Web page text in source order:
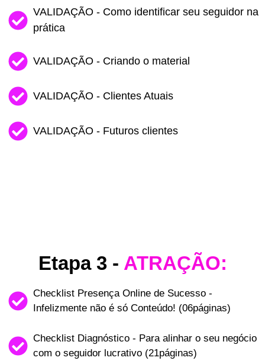
VALIDAÇÃO - Como identificar seu seguidor na
prática
VALIDAÇÃO - Criando o material
VALIDAÇÃO - Clientes Atuais
VALIDAÇÃO - Futuros clientes
Etapa 3 - ATRAÇÃO:
Checklist Presença Online de Sucesso -
Infelizmente não é só Conteúdo! (06páginas)
Checklist Diagnóstico - Para alinhar o seu negócio
com o seguidor lucrativo (21páginas)